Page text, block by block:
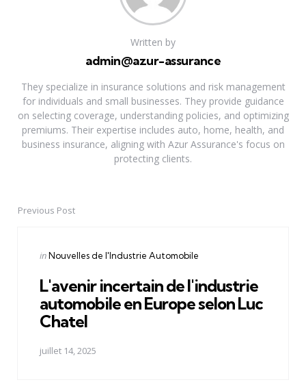
Written by
admin@azur-assurance
They specialize in insurance solutions and risk management
for individuals and small businesses. They provide guidance
on selecting coverage, understanding policies, and optimizing
premiums. Their expertise includes auto, home, health, and
business insurance, aligning with Azur Assurance's focus on
protecting clients.
PostPrevious Post
Posted
inNouvelles de l'Industrie Automobile
L'avenir incertain de l'industrie
automobile en Europe selon Luc
Chatel
juillet 14, 2025